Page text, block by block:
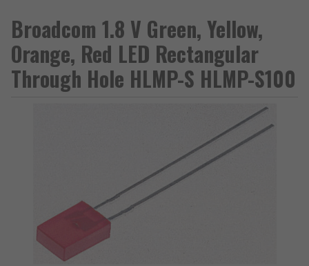
Broadcom 1.8 V Green, Yellow,
Orange, Red LED Rectangular
Through Hole HLMP-S HLMP-S100